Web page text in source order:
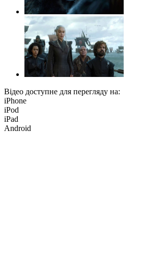
Відео доступне для перегляду на:
iPhone
iPod
iPad
Android